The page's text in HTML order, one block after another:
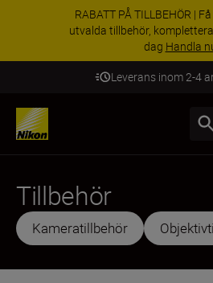
RABATT PÅ TILLBEHÖR |
utvalda tillbehör,
dag Handla
Leverans inom 2-4
Tillbehör
Kameratillbehör